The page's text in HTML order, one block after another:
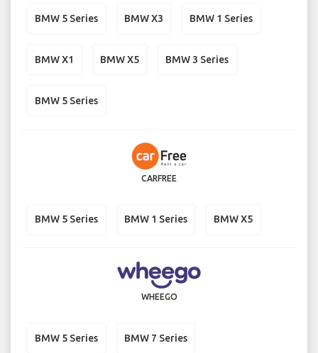
BMW 5 Series BMW X3 BMW 1 Series
BMW X1 BMW X5 BMW 3 Series
BMW 5 Series
CARFREE
BMW 5 Series BMW 1 Series BMW X5
WHEEGO
BMW 5 Series BMW 7 Series